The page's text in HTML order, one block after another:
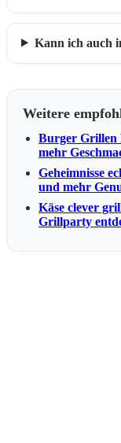
Kann ich auch
Weitere
Burger Grillen
mehr
Geheimnisse
und mehr
Käse clever
Grillparty